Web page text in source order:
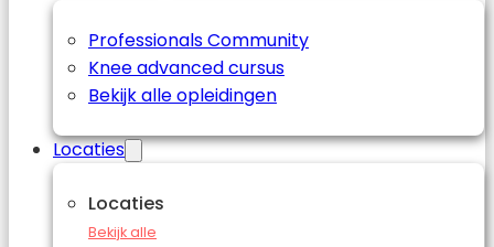
Professionals Community
Knee advanced cursus
Bekijk alle opleidingen
Locaties
Locaties
Bekijk alle